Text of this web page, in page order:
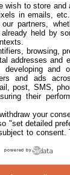
son
et Linux
wish to store
in emails,
partners,
held by
browsing,
addresses and
and
and ads
post, SMS,
their
your
"set detailed
to consent.
powered by